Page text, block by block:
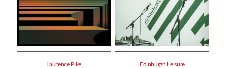
Laurence Pike Edinburgh Leisure